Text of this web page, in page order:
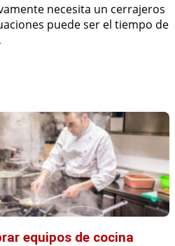
necesita un cerrajeros
puede ser el tiempo de
equipos de cocina